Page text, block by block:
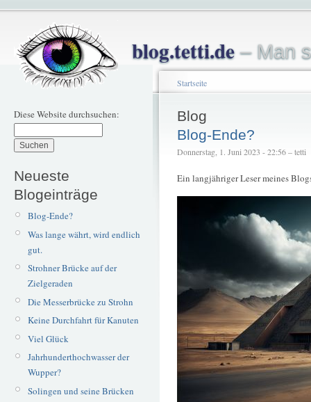
blog.tetti.de– Man
Diese Website durchsuchen:
Neueste
Blogeinträge
Blog-Ende?
Was lange währt, wird endlich
gut.
Strohner Brücke auf der
Zielgeraden
Die Messerbrücke zu Strohn
Keine Durchfahrt für Kanuten
Viel Glück
Jahrhunderthochwasser der
Wupper?
Solingen und seine Brücken
Startseite
Blog
Blog-Ende?
Donnerstag, 1. Juni 2023 - 22:56 – tetti
Ein langjähriger Leser meines